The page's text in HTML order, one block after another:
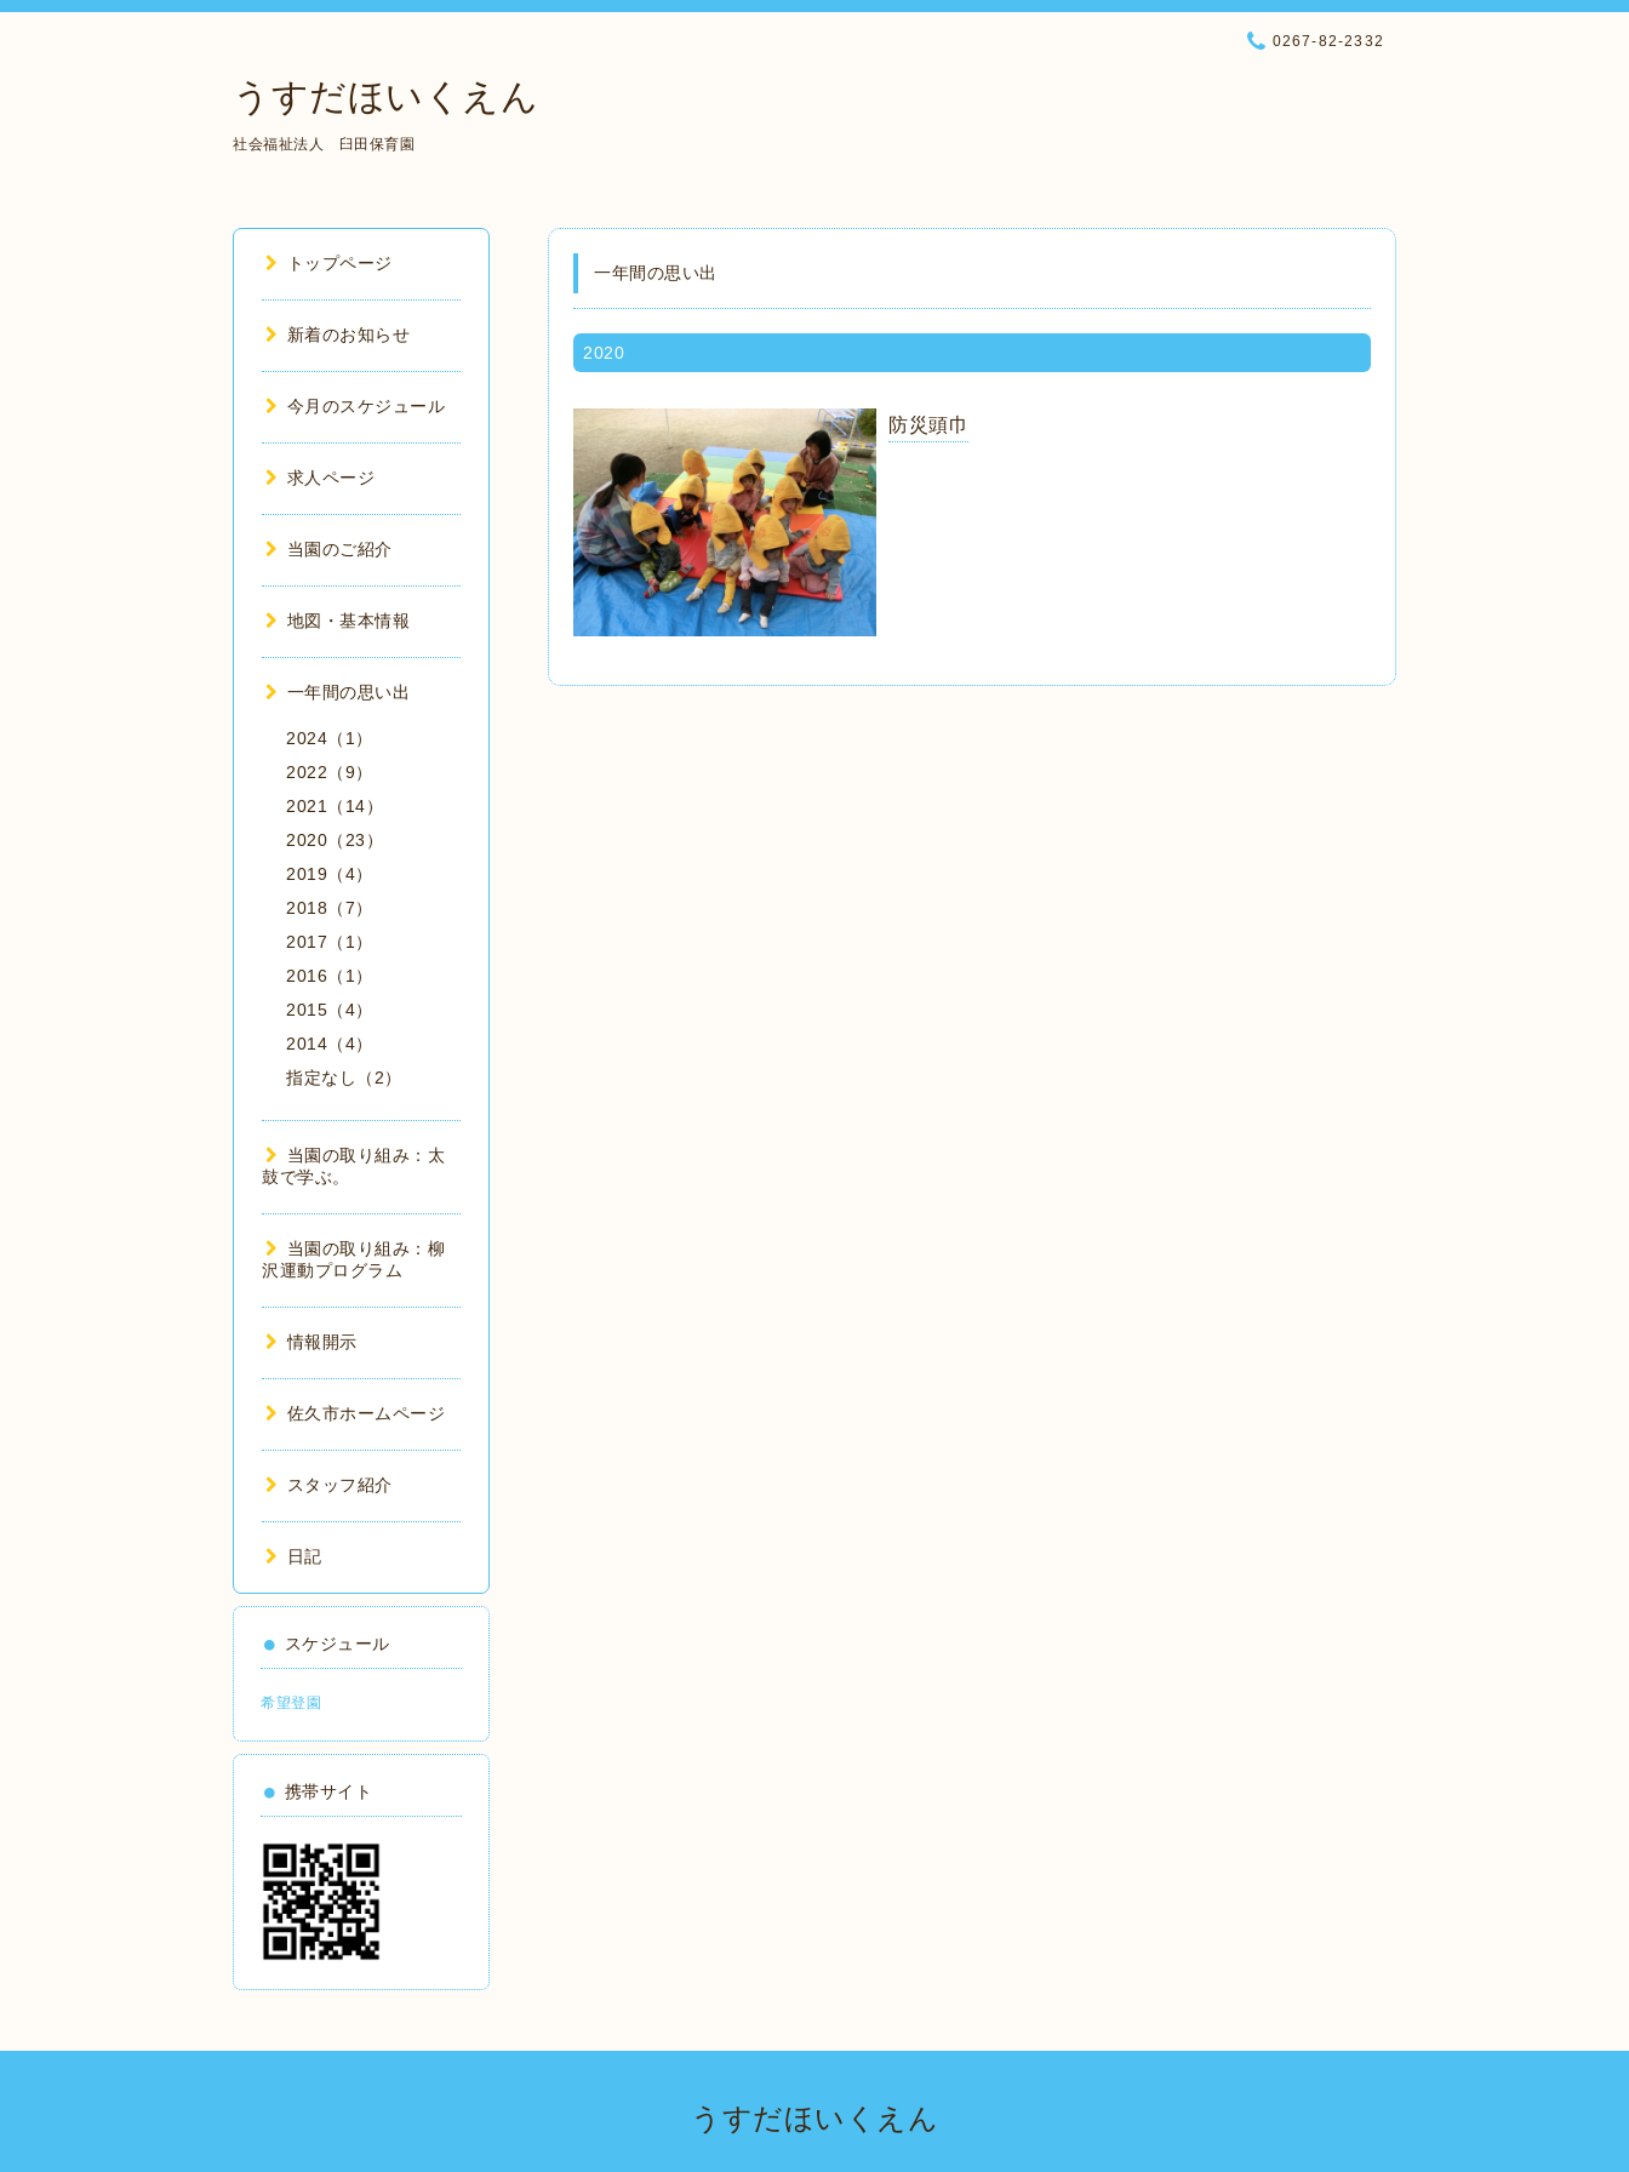
うすだほいくえん
社会福祉法人 臼田保育園
0267-82-2332
一年間の思い出
2020
防災頭巾
トップページ
新着のお知らせ
今月のスケジュール
求人ページ
当園のご紹介
地図・基本情報
一年間の思い出
2024（1）
2022（9）
2021（14）
2020（23）
2019（4）
2018（7）
2017（1）
2016（1）
2015（4）
2014（4）
指定なし（2）
当園の取り組み：太
鼓で学ぶ。
当園の取り組み：柳
沢運動プログラム
情報開示
佐久市ホームページ
スタッフ紹介
日記
スケジュール
希望登園
携帯サイト
うすだほいくえん